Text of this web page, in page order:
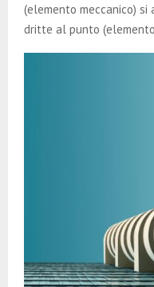
(elemento meccanico)
dritte al punto